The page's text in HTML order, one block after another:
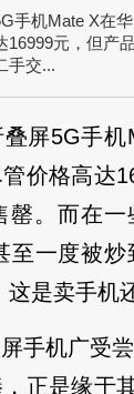
手机Mate X在
16999元，但产
手交...
屏5G手机
价格高达
罄。而在
至一度被炒
这是卖手机
手机广受
正是缘于